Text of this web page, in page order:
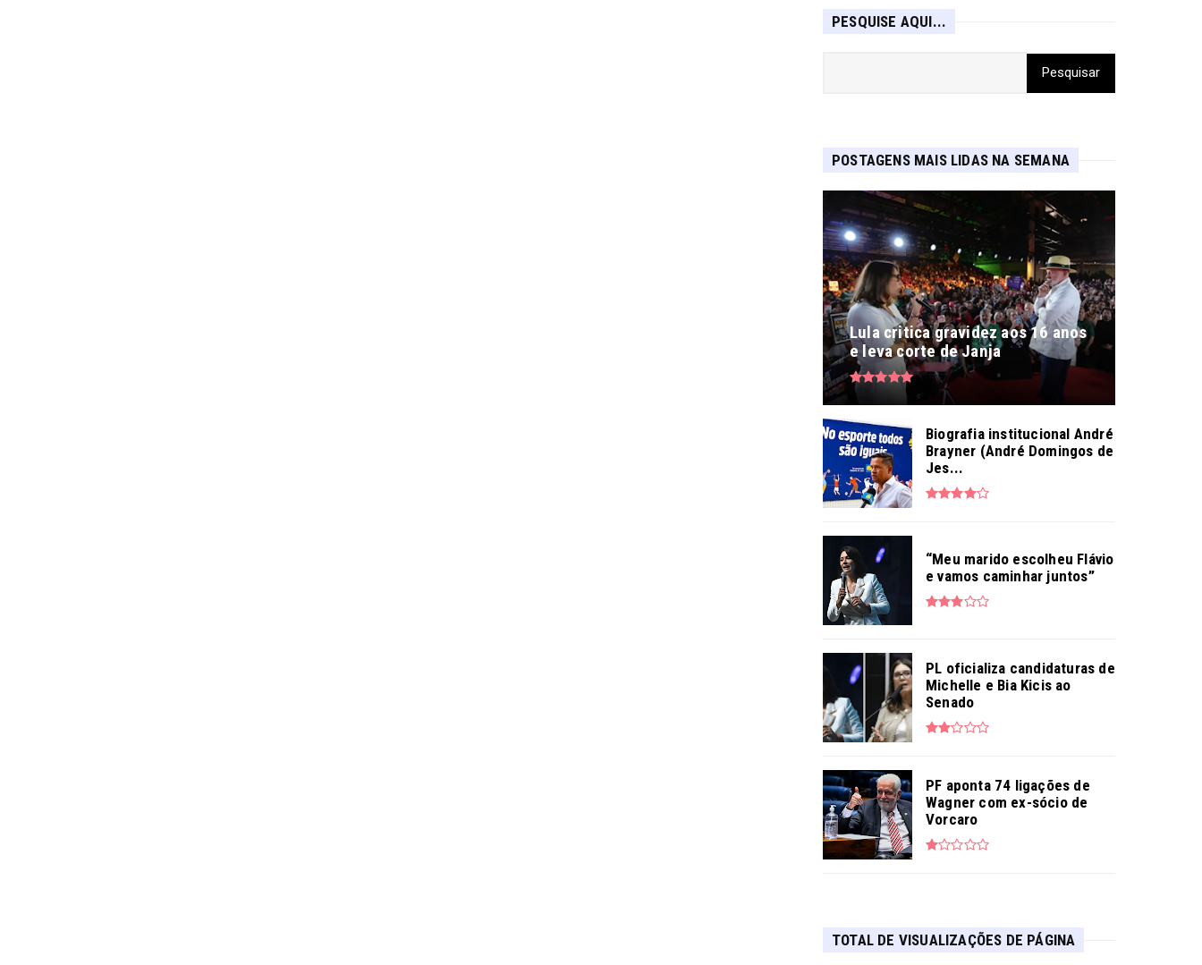
PESQUISE AQUI...
POSTAGENS MAIS LIDAS NA SEMANA
Lula critica gravidez aos 16 anos
e leva corte de Janja
Biografia institucional André
Brayner (André Domingos de
Jes...
“Meu marido escolheu Flávio
e vamos caminhar juntos”
PL oficializa candidaturas de
Michelle e Bia Kicis ao
Senado
PF aponta 74 ligações de
Wagner com ex-sócio de
Vorcaro
TOTAL DE VISUALIZAÇÕES DE PÁGINA